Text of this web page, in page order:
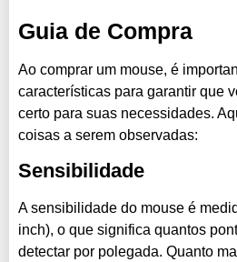
Guia de Compra
Ao comprar um mouse, é
características para garantir que
certo para suas necessidades.
coisas a serem observadas:
Sensibilidade
A sensibilidade do mouse é
inch), o que significa quantos
detectar por polegada. Quanto